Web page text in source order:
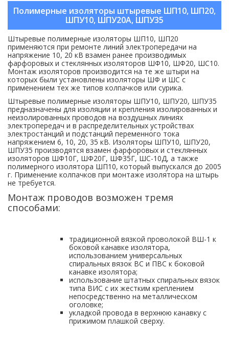
Полимерные изоляторы штыревые ШП10, ШП20,
ШПУ10, ШПУ20А, ШПУ35
Штыревые полимерные изоляторы ШП10, ШП20
применяются при ремонте линий электропередачи на
напряжение 10, 20 кВ взамен ранее производимых
фарфоровых и стеклянных изоляторов ШФ10, ШФ20, ШС10.
Монтаж изоляторов производится на те же штыри на
которых были установлены изоляторы ШФ и ШС с
применением тех же типов колпачков или сурика.
Штыревые полимерные изоляторы ШПУ10, ШПУ20, ШПУ35
предназначены для изоляции и крепления изолированных и
неизолированных проводов на воздушных линиях
электропередач и в распределительных устройствах
электростанций и подстанций переменного тока
напряжением 6, 10, 20, 35 кВ. Изоляторы ШПУ10, ШПУ20,
ШПУ35 производятся взамен фарфоровых и стеклянных
изоляторов ШФ10Г, ШФ20Г, ШФ35Г, ШC-10Д, а также
полимерного изолятора ШП10, который выпускался до 2005
г. Применение колпачков при монтаже изолятора на штырь
не требуется.
Монтаж проводов возможен тремя
способами:
традиционной вязкой проволокой ВШ-1 к
боковой канавке изолятора,
использованием универсальных
спиральных вязок ВС и ПВС к боковой
канавке изолятора;
использование штатных спиральных вязок
типа ВИС с их жестким креплением
непосредственно на металлическом
оголовке;
укладкой провода в верхнюю канавку с
прижимом плашкой сверху.